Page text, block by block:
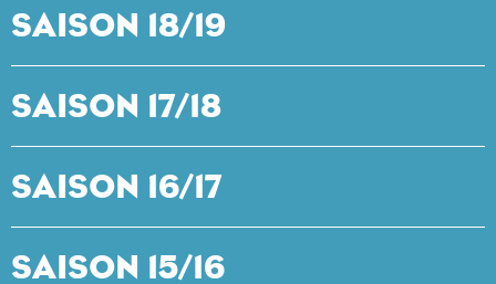
SAISON 18/19
SAISON 17/18
SAISON 16/17
SAISON 15/16